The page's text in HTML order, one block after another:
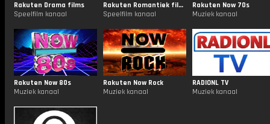
Rakuten Drama films
Speelfilm kanaal
Rakuten Romantiek films
Speelfilm kanaal
Rakuten Now 70s
Muziek kanaal
Rakuten Now 80s
Muziek kanaal
Rakuten Now Rock
Muziek kanaal
RADIONL TV
Muziek kanaal